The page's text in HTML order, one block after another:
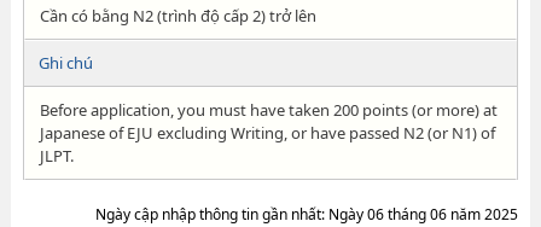
Cần có bằng N2 (trình độ cấp 2) trở lên
Ghi chú
Before application, you must have taken 200 points (or more) at
Japanese of EJU excluding Writing, or have passed N2 (or N1) of
JLPT.
Ngày cập nhập thông tin gần nhất: Ngày 06 tháng 06 năm 2025